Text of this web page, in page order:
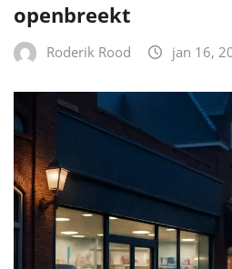
openbreekt
Roderik Rood jan 16,